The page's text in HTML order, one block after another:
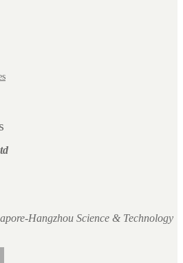
Hangzhou Science & Technology